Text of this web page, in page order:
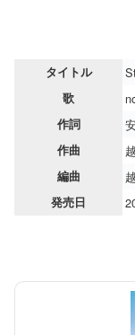
タイトル
歌
作詞
作曲
編曲
発売日